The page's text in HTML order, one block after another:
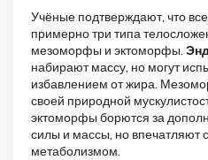
Учёные подтверждают, что
примерно три типа
мезоморфы и эктоморфы.
набирают массу, но могут
избавлением от жира.
своей природной
эктоморфы борются за
силы и массы, но впечатляют
метаболизмом.